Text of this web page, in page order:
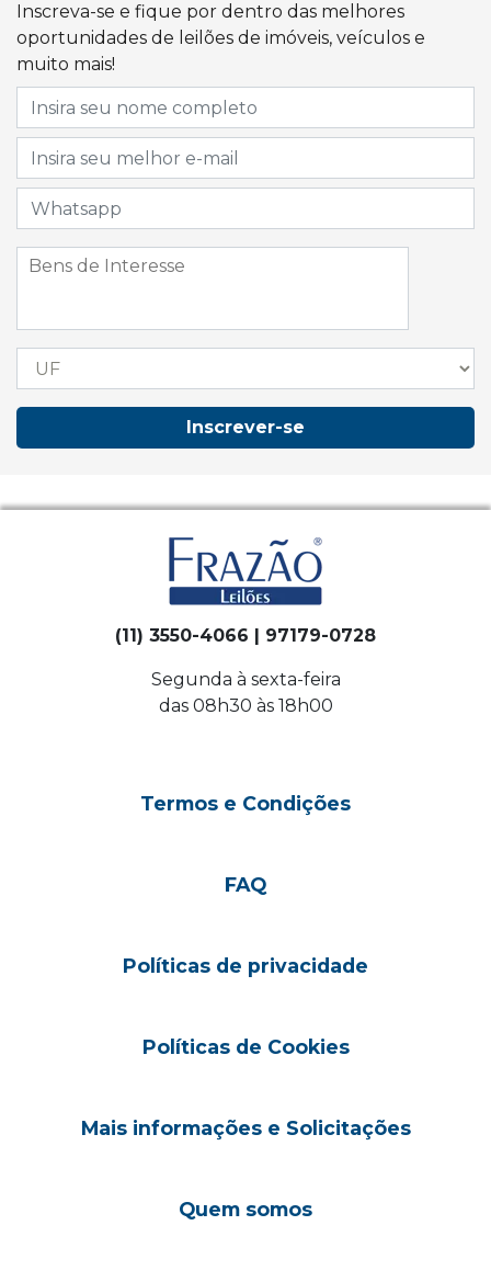
Inscreva-se e fique por dentro das melhores
oportunidades de leilões de imóveis, veículos e
muito mais!
Inscrever-se
(11) 3550-4066 | 97179-0728
Segunda à sexta-feira
das 08h30 às 18h00
Termos e Condições
FAQ
Políticas de privacidade
Políticas de Cookies
Mais informações e Solicitações
Quem somos